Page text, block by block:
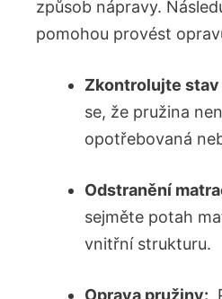
způsob nápravy.
pomohou provést
Zkontrolujte
se, ‍že pružina
⁢opotřebovaná‍
Odstranění
⁤sejměte potah
vnitřní strukturu.
Oprava ⁣pružiny: